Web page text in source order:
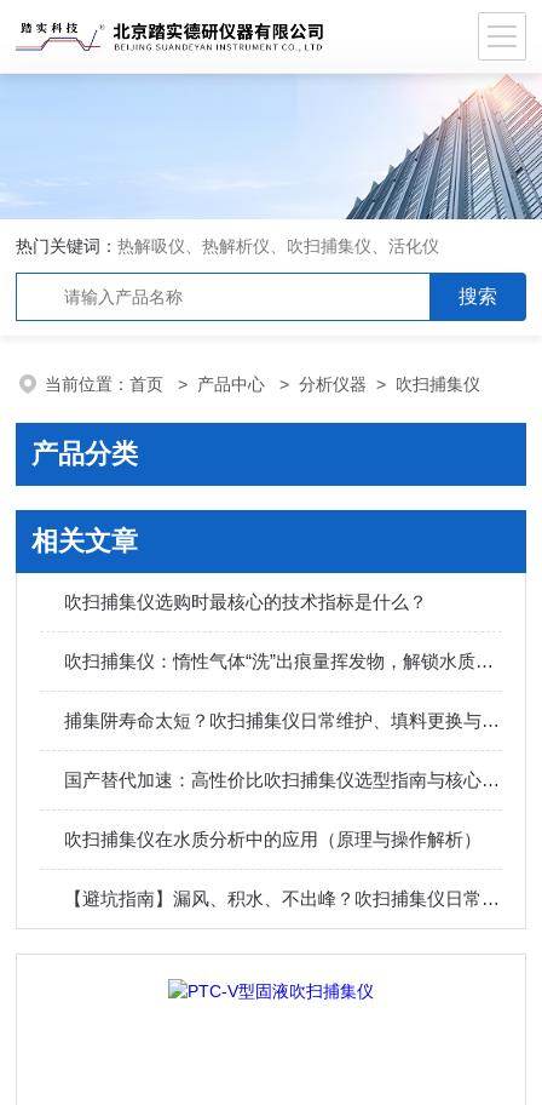
热门关键词：热解吸仪、热解析仪、吹扫捕集仪、活化仪
当前位置：首页 > 产品中心 >分析仪器 > 吹扫捕集仪
产品分类
相关文章
吹扫捕集仪选购时最核心的技术指标是什么？
吹扫捕集仪：惰性气体“洗”出痕量挥发物，解锁水质VOCs检测的金标准
捕集阱寿命太短？吹扫捕集仪日常维护、填料更换与漏气检查的实战手册
国产替代加速：高性价比吹扫捕集仪选型指南与核心指标对比
吹扫捕集仪在水质分析中的应用（原理与操作解析）
【避坑指南】漏风、积水、不出峰？吹扫捕集仪日常维护中最易忽视的3个耗材